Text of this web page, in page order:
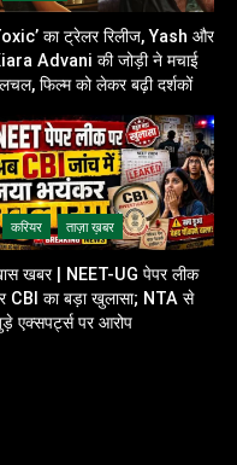
का ट्रेलर रिलीज, Yash और
Advani की जोड़ी ने मचाई
फिल्म को लेकर बढ़ी दर्शकों की
करियर ताज़ा ख़बर
खबर | NEET-UG पेपर लीक
CBI का बड़ा खुलासा; NTA से
एक्सपर्ट्स पर आरोप